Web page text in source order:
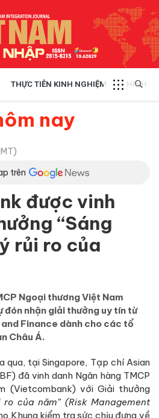
THỰC TIỄN KINH NGHIỆM CHÍNH
nay
trên
được vinh
“Sáng
rủi ro của
Ngoại thương Việt Nam
nhận giải thưởng uy tín từ
Finance dành cho các tổ
Châu Á.
tại Singapore, Tạp chí Asian
đã vinh danh Ngân hàng TMCP
(Vietcombank) với Giải thưởng
ro của năm” (Risk Management
Khung kiểm tra sức chịu đựng về